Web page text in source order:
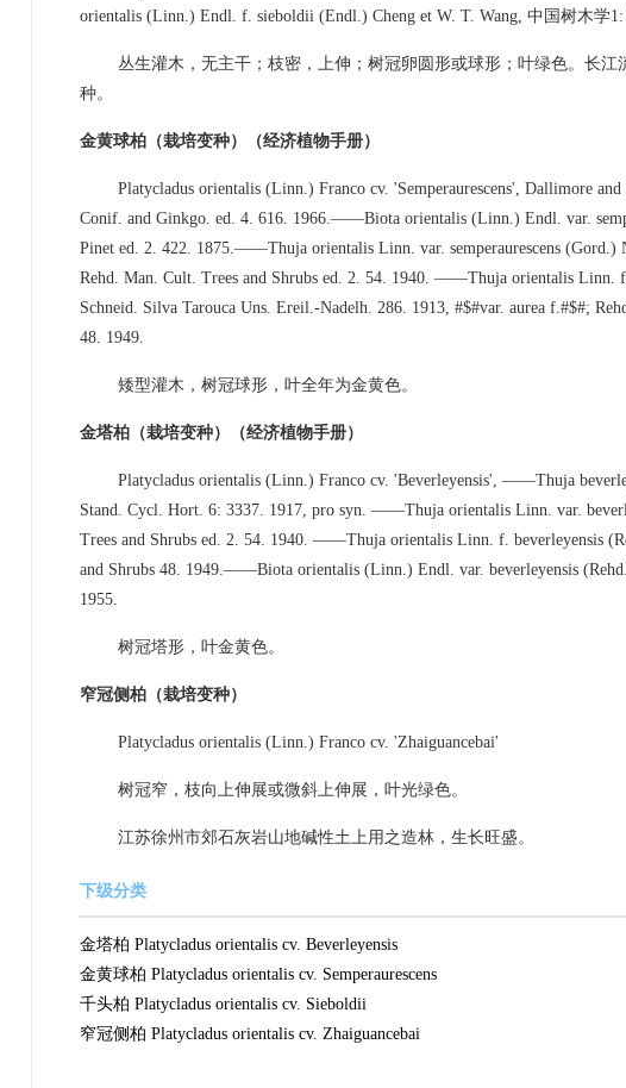
orientalis (Linn.) Endl. f. sieboldii (Endl.) Cheng et W. T. Wang, 中国树木学1:
丛生灌木，无主干；枝密，上伸；树冠卵圆形或球形；叶绿色。长江
种。
金黄球柏（栽培变种）（经济植物手册）
Platycladus orientalis (Linn.) Franco cv. 'Semperaurescens', Dallimore
Conif. and Ginkgo. ed. 4. 616. 1966.——Biota orientalis (Linn.) Endl. var.
Pinet ed. 2. 422. 1875.——Thuja orientalis Linn. var. semperaurescens (Gord.)
Rehd. Man. Cult. Trees and Shrubs ed. 2. 54. 1940. ——Thuja orientalis Linn. f.
Schneid. Silva Tarouca Uns. Ereil.-Nadelh. 286. 1913, #$#var. aurea f.#$#;
48. 1949.
矮型灌木，树冠球形，叶全年为金黄色。
金塔柏（栽培变种）（经济植物手册）
Platycladus orientalis (Linn.) Franco cv. 'Beverleyensis', ——Thuja
Stand. Cycl. Hort. 6: 3337. 1917, pro syn. ——Thuja orientalis Linn. var.
Trees and Shrubs ed. 2. 54. 1940. ——Thuja orientalis Linn. f. beverleyensis
and Shrubs 48. 1949.——Biota orientalis (Linn.) Endl. var. beverleyensis
1955.
树冠塔形，叶金黄色。
窄冠侧柏（栽培变种）
Platycladus orientalis (Linn.) Franco cv. 'Zhaiguancebai'
树冠窄，枝向上伸展或微斜上伸展，叶光绿色。
江苏徐州市郊石灰岩山地碱性土上用之造林，生长旺盛。
下级分类
金塔柏 Platycladus orientalis cv. Beverleyensis
金黄球柏 Platycladus orientalis cv. Semperaurescens
千头柏 Platycladus orientalis cv. Sieboldii
窄冠侧柏 Platycladus orientalis cv. Zhaiguancebai